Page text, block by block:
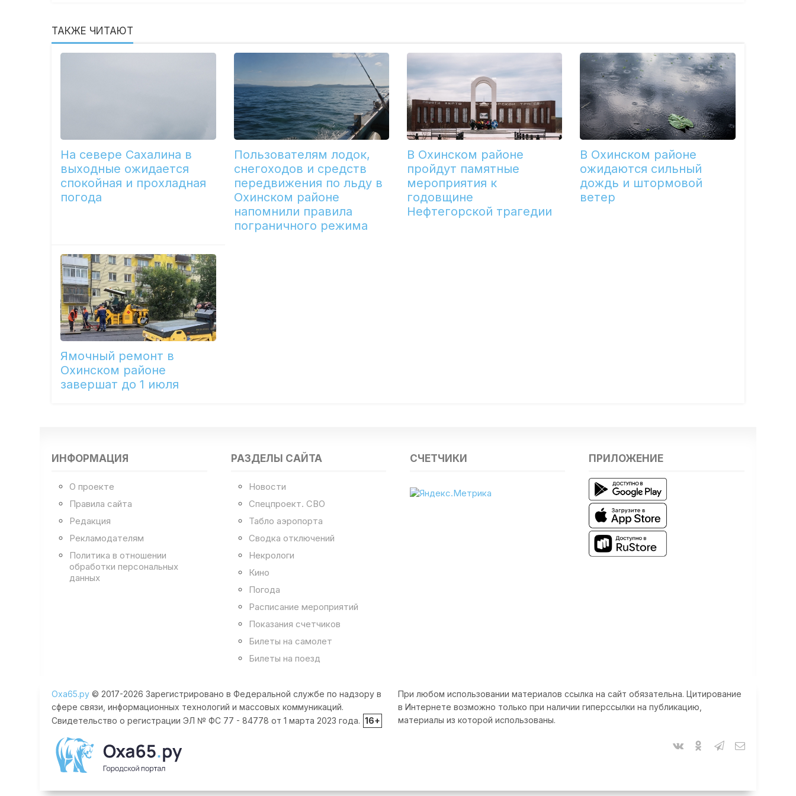
ТАКЖЕ ЧИТАЮТ
На севере Сахалина в
выходные ожидается
спокойная и прохладная
погода
Пользователям лодок,
снегоходов и средств
передвижения по льду в
Охинском районе
напомнили правила
пограничного режима
В Охинском районе
пройдут памятные
мероприятия к
годовщине
Нефтегорской трагедии
В Охинском районе
ожидаются сильный
дождь и штормовой
ветер
Ямочный ремонт в
Охинском районе
завершат до 1 июля
ИНФОРМАЦИЯ
О проекте
Правила сайта
Редакция
Рекламодателям
Политика в отношении
обработки персональных
данных
РАЗДЕЛЫ САЙТА
Новости
Спецпроект. СВО
Табло аэропорта
Сводка отключений
Некрологи
Кино
Погода
Расписание мероприятий
Показания счетчиков
Билеты на самолет
Билеты на поезд
СЧЕТЧИКИ ПРИЛОЖЕНИЕ
При любом использовании материалов ссылка на сайт обязательна. Цитирование
в Интернете возможно только при наличии гиперссылки на публикацию,
материалы из которой использованы.
Оха65.ру © 2017-2026 Зарегистрировано в Федеральной службе по надзору в
сфере связи, информационных технологий и массовых коммуникаций.
Свидетельство о регистрации ЭЛ № ФС 77 - 84778 от 1 марта 2023 года. 16+